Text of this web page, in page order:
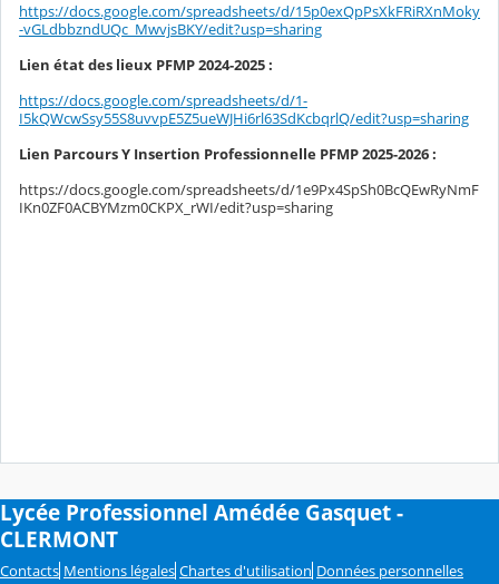
https://docs.google.com/spreadsheets/d/15p0exQpPsXkFRiRXnMoky
-vGLdbbzndUQc_MwvjsBKY/edit?usp=sharing
Lien état des lieux PFMP 2024-2025 :
https://docs.google.com/spreadsheets/d/1-
I5kQWcwSsy55S8uvvpE5Z5ueWJHi6rl63SdKcbqrlQ/edit?usp=sharing
Lien Parcours Y Insertion Professionnelle PFMP 2025-2026 :
https://docs.google.com/spreadsheets/d/1e9Px4SpSh0BcQEwRyNmF
IKn0ZF0ACBYMzm0CKPX_rWI/edit?usp=sharing
Lycée Professionnel Amédée Gasquet -
CLERMONT
Contacts Mentions légales Chartes d'utilisation Données personnelles